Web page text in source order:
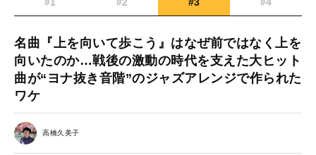
名曲『上を向いて歩こう』はなぜ前ではなく上を
向いたのか…戦後の激動の時代を支えた大ヒット
曲が“ヨナ抜き音階”のジャズアレンジで作られた
ワケ
高橋久美子